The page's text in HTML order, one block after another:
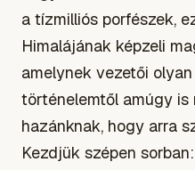
a tízmilliós porfészek,
Himalájának képzeli
amelynek vezetői
történelemtől amúgy
hazánknak, hogy arra
Kezdjük szépen sorban: